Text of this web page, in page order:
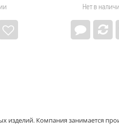
Нет в
изделий. Компания занимается